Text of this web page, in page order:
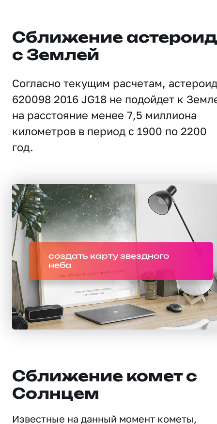
Сближение
с Землей
Согласно текущим расчетам, астероид
620098 2016 JG18 не подойдет к
на расстояние менее 7,5 миллиона
километров в период с 1900 по 2200
год.
создать карту звездного
неба
Сближение комет с
Солнцем
Известные на данный момент кометы,